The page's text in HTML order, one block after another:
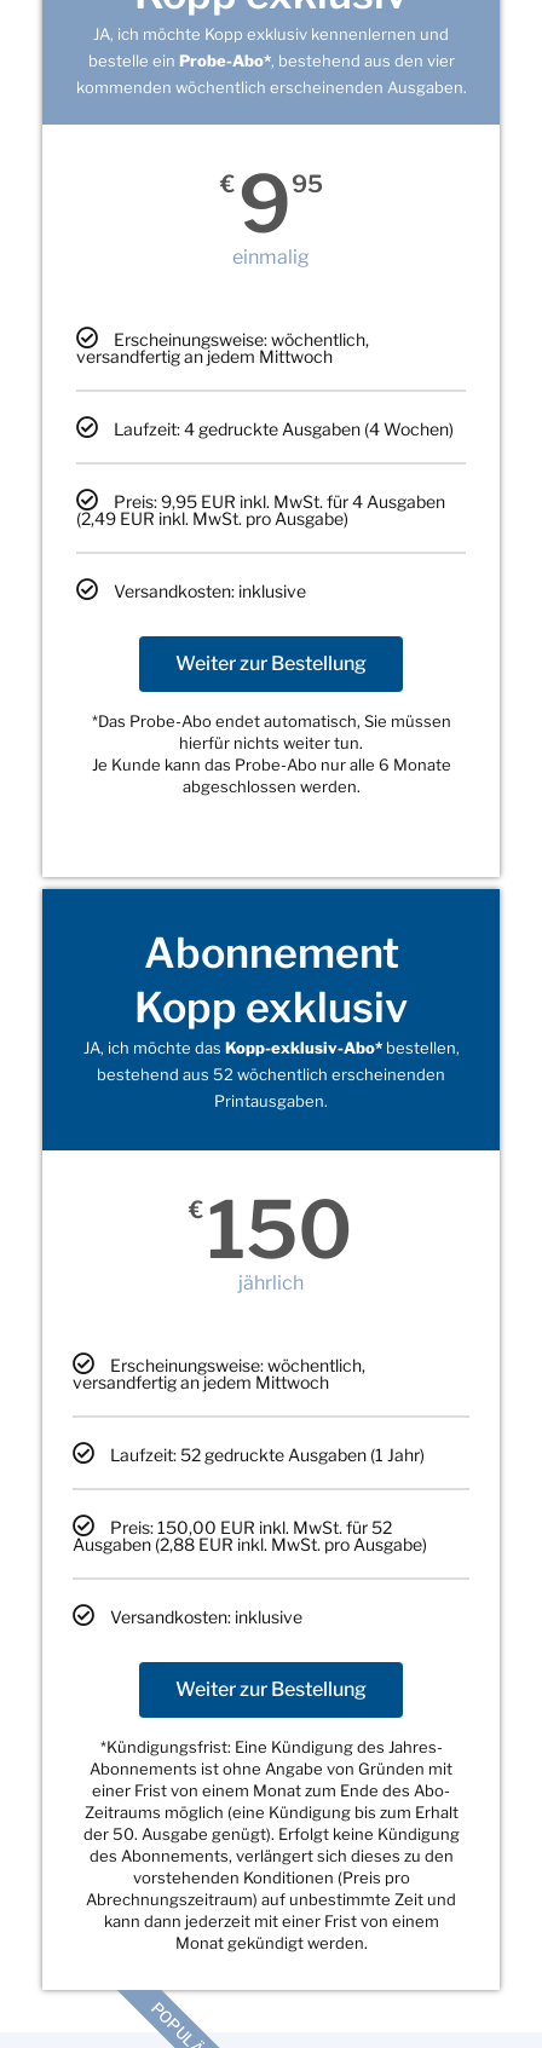
JA, ich möchte Kopp exklusiv kennenlernen und
bestelle ein Probe-Abo*, bestehend aus den vier
kommenden wöchentlich erscheinenden Ausgaben.
€ 995
einmalig
Erscheinungsweise: wöchentlich,
versandfertig an jedem Mittwoch
Laufzeit: 4 gedruckte Ausgaben (4 Wochen)
Preis: 9,95 EUR inkl. MwSt. für 4 Ausgaben
(2,49 EUR inkl. MwSt. pro Ausgabe)
Versandkosten: inklusive
Weiter zur Bestellung
*Das Probe-Abo endet automatisch, Sie müssen
hierfür nichts weiter tun.
Je Kunde kann das Probe-Abo nur alle 6 Monate
abgeschlossen werden.
Abonnement
Kopp exklusiv
JA, ich möchte das Kopp-exklusiv-Abo*bestellen,
bestehend aus 52 wöchentlich erscheinenden
Printausgaben.
€ 150
jährlich
Erscheinungsweise: wöchentlich,
versandfertig an jedem Mittwoch
Laufzeit: 52 gedruckte Ausgaben (1 Jahr)
Preis: 150,00 EUR inkl. MwSt. für 52
Ausgaben (2,88 EUR inkl. MwSt. pro Ausgabe)
Versandkosten: inklusive
Weiter zur Bestellung
*Kündigungsfrist: Eine Kündigung des Jahres-
Abonnements ist ohne Angabe von Gründen mit
einer Frist von einem Monat zum Ende des Abo-
Zeitraums möglich (eine Kündigung bis zum Erhalt
der 50. Ausgabe genügt). Erfolgt keine Kündigung
des Abonnements, verlängert sich dieses zu den
vorstehenden Konditionen (Preis pro
Abrechnungszeitraum) auf unbestimmte Zeit und
kann dann jederzeit mit einer Frist von einem
Monat gekündigt werden.
POPULÄR